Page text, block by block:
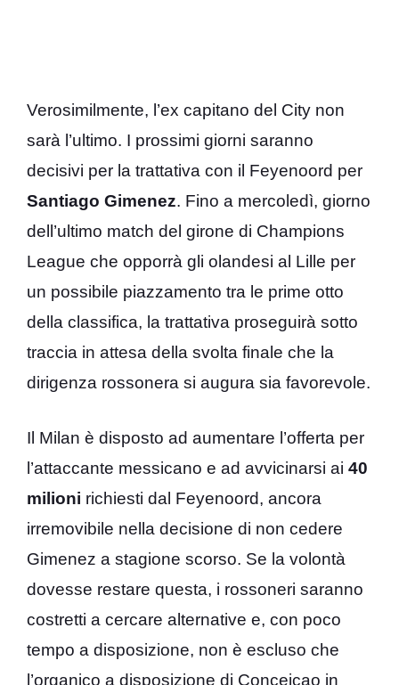
Verosimilmente, l’ex capitano del City non
sarà l’ultimo. I prossimi giorni saranno
decisivi per la trattativa con il Feyenoord per
Santiago Gimenez. Fino a mercoledì, giorno
dell’ultimo match del girone di Champions
League che opporrà gli olandesi al Lille per
un possibile piazzamento tra le prime otto
della classifica, la trattativa proseguirà sotto
traccia in attesa della svolta finale che la
dirigenza rossonera si augura sia favorevole.
Il Milan è disposto ad aumentare l’offerta per
l’attaccante messicano e ad avvicinarsi ai 40
milioni richiesti dal Feyenoord, ancora
irremovibile nella decisione di non cedere
Gimenez a stagione scorso. Se la volontà
dovesse restare questa, i rossoneri saranno
costretti a cercare alternative e, con poco
tempo a disposizione, non è escluso che
l’organico a disposizione di Conceicao in